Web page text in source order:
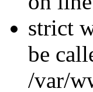
strict
be
/var/